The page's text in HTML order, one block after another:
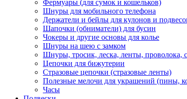
Фермуары (для сумок и кошельков)
Шнуры для мобильного телефона
Держатели и бейлы для кулонов и
Шапочки (обниматели) для бусин
Чокеры и другие основы для колье
Шнуры на шею с замком
Шнуры, тросик, леска, ленты, проволока,
Цепочки для бижутерии
Стразовые цепочки (стразовые ленты)
Полезные мелочи для украшений (пины,
Часы